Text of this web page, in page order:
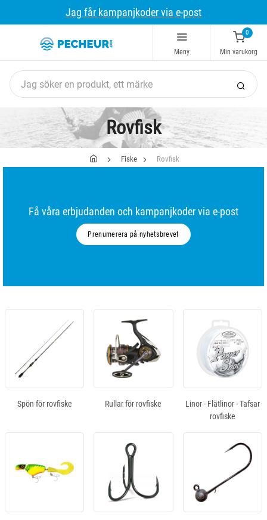
Jag får kampanjkoder via e-post
Meny
0
Min varukorg
Rovfisk
Fiske Rovfisk
Få våra erbjudanden och kampanjkoder via e-post
Prenumerera på nyhetsbrevet
Spön för rovfiske Rullar för rovfiske
Linor - Flätlinor - Tafsar
rovfiske